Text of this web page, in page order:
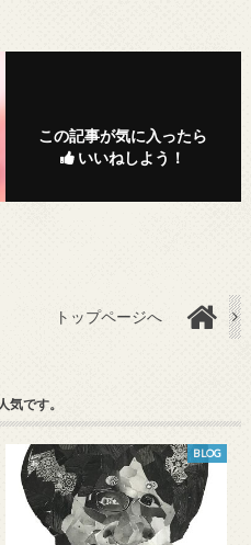
この記事が気に入ったら
いいねしよう！
トップページへ
気です。
BLOG